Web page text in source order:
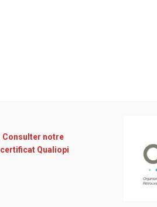
Consulter notre
certificat Qualiopi